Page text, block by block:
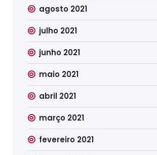
agosto 2021
julho 2021
junho 2021
maio 2021
abril 2021
março 2021
fevereiro 2021